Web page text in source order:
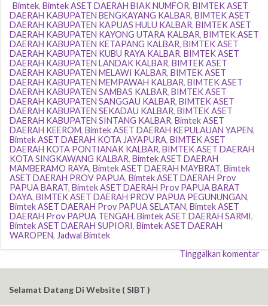
Bimtek, Bimtek ASET DAERAH BIAK NUMFOR, BIMTEK ASET
DAERAH KABUPATEN BENGKAYANG KALBAR, BIMTEK ASET
DAERAH KABUPATEN KAPUAS HULU KALBAR, BIMTEK ASET
DAERAH KABUPATEN KAYONG UTARA KALBAR, BIMTEK ASET
DAERAH KABUPATEN KETAPANG KALBAR, BIMTEK ASET
DAERAH KABUPATEN KUBU RAYA KALBAR, BIMTEK ASET
DAERAH KABUPATEN LANDAK KALBAR, BIMTEK ASET
DAERAH KABUPATEN MELAWI KALBAR, BIMTEK ASET
DAERAH KABUPATEN MEMPAWAH KALBAR, BIMTEK ASET
DAERAH KABUPATEN SAMBAS KALBAR, BIMTEK ASET
DAERAH KABUPATEN SANGGAU KALBAR, BIMTEK ASET
DAERAH KABUPATEN SEKADAU KALBAR, BIMTEK ASET
DAERAH KABUPATEN SINTANG KALBAR, Bimtek ASET
DAERAH KEEROM, Bimtek ASET DAERAH KEPULAUAN YAPEN,
Bimtek ASET DAERAH KOTA JAYAPURA, BIMTEK ASET
DAERAH KOTA PONTIANAK KALBAR, BIMTEK ASET DAERAH
KOTA SINGKAWANG KALBAR, Bimtek ASET DAERAH
MAMBERAMO RAYA, Bimtek ASET DAERAH MAYBRAT, Bimtek
ASET DAERAH PROV PAPUA, Bimtek ASET DAERAH Prov
PAPUA BARAT, Bimtek ASET DAERAH Prov PAPUA BARAT
DAYA, BIMTEK ASET DAERAH PROV PAPUA PEGUNUNGAN,
Bimtek ASET DAERAH Prov PAPUA SELATAN, Bimtek ASET
DAERAH Prov PAPUA TENGAH, Bimtek ASET DAERAH SARMI,
Bimtek ASET DAERAH SUPIORI, Bimtek ASET DAERAH
WAROPEN, Jadwal Bimtek
Tinggalkan komentar
Selamat Datang Di Website ( SIBT )